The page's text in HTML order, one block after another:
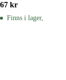
67 kr
Finns i lager,